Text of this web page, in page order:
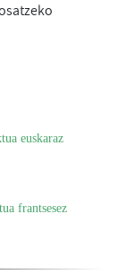
euskaraz
frantsesez